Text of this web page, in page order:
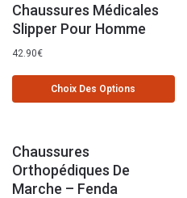
Chaussures Médicales
Slipper Pour Homme
42.90€
Choix Des Options
Chaussures
Orthopédiques De
Marche – Fenda